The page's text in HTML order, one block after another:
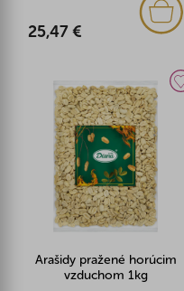
25,47 €
Arašidy pražené horúcim
vzduchom 1kg